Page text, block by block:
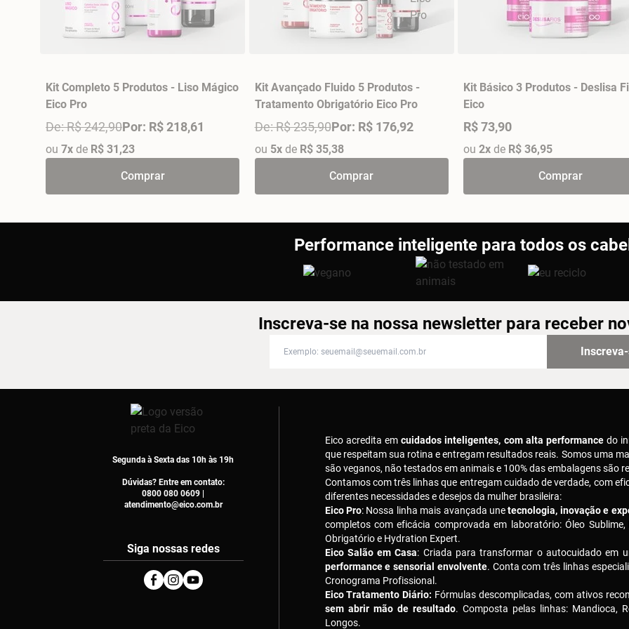
Kit Completo 5 Produtos - Liso Mágico
Eico Pro
De: R$ 242,90Por: R$ 218,61
ou 7x de R$ 31,23
Comprar
Kit Avançado Fluido 5 Produtos -
Tratamento Obrigatório Eico Pro
De: R$ 235,90Por: R$ 176,92
ou 5xde R$ 35,38
Comprar
Kit Básico 3 Produtos - Deslisa
Eico
R$ 73,90
ou 2x de R$ 36,95
Comprar
Performance inteligente para todos os
Inscreva-se na nossa newsletter para receber
Segunda à Sexta das 10h às 19h
Dúvidas? Entre em contato:
0800 080 0609 |
atendimento@eico.com.br
Siga nossas redes
Facebook
Instagram
Youtube
Eico acredita emcuidados inteligentes, com alta performance do
que respeitam sua rotina e entregam resultados reais. Somos uma
são veganos, não testados em animais e 100% das embalagens são
Contamos com três linhas que entregam cuidado de verdade, com
diferentes necessidades e desejos da mulher brasileira:
Eico Pro: Nossa linha mais avançada unetecnologia, inovação e
completos com eficácia comprovada em laboratório: Óleo
Obrigatório e Hydration Expert.
Eico Salão em Casa: Criada para transformar o autocuidado em
performance e sensorial envolvente. Conta com três linhas
Cronograma Profissional.
Eico Tratamento Diário: Fórmulas descomplicadas, com ativos
sem abrir mão de resultado. Composta pelas linhas: Mandioca,
Longos.